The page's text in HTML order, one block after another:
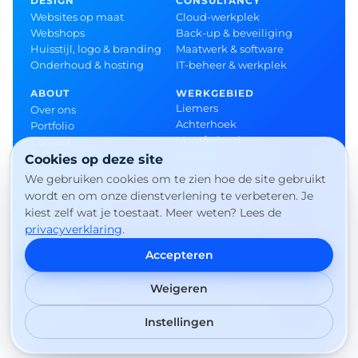
Websites op maat
Webshops
Huisstijl, logo & branding
Onderhoud & hosting
Cloud-werkplek
Back-up & beveiliging
Maatwerk & software
IT-beheer & werkplek
ABOUT
Over ons
Portfolio
WERKGEBIED
Liemers
Achterhoek
Montferland
Doetinchem
Arnhem
Duiven
Westervoort
’s-Heerenberg
© 2026 EXO Solutions · KVK 69405387 · BTW
NL002379108B75
Algemene voorwaardenCookievoorkeuren
Cookies op deze site
We gebruiken cookies om te zien hoe de site gebruikt
wordt en om onze dienstverlening te verbeteren. Je
kiest zelf wat je toestaat. Meer weten? Lees de
privacyverklaring.
Accepteren
Weigeren
Instellingen